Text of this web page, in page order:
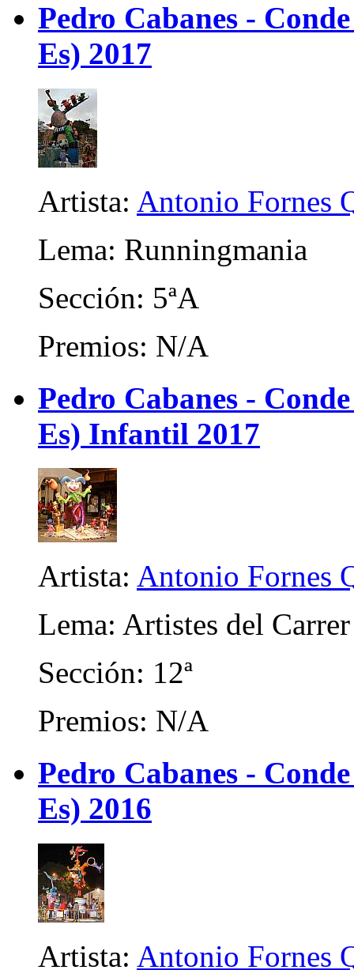
Pedro Cabanes -
Es) 2017
Artista: Antonio Fornes
Lema: Runningmania
Sección: 5ªA
Premios: N/A
Pedro Cabanes -
Es) Infantil 2017
Artista: Antonio Fornes
Lema: Artistes del Carrer
Sección: 12ª
Premios: N/A
Pedro Cabanes -
Es) 2016
Artista: Antonio Fornes